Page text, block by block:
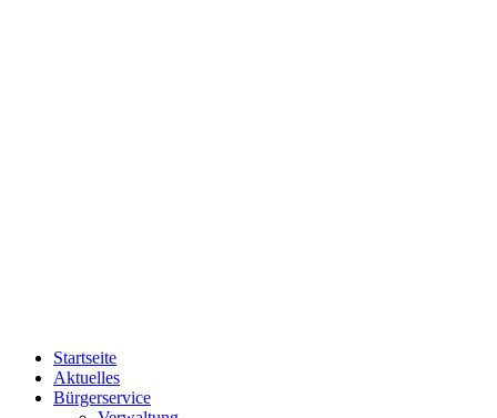
Startseite
Aktuelles
Bürgerservice